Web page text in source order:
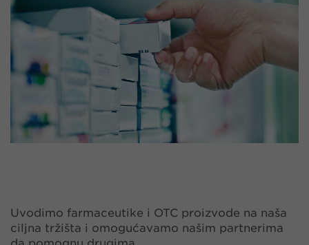
Uvodimo farmaceutike i OTC proizvode na naša
ciljna tržišta i omogućavamo našim partnerima